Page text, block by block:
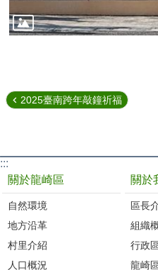
2025臺南跨年敲鐘祈福
:::
關於龍崎區
自然環境
地方沿革
村里介紹
人口概況
關於
區長
組織
行政
龍崎